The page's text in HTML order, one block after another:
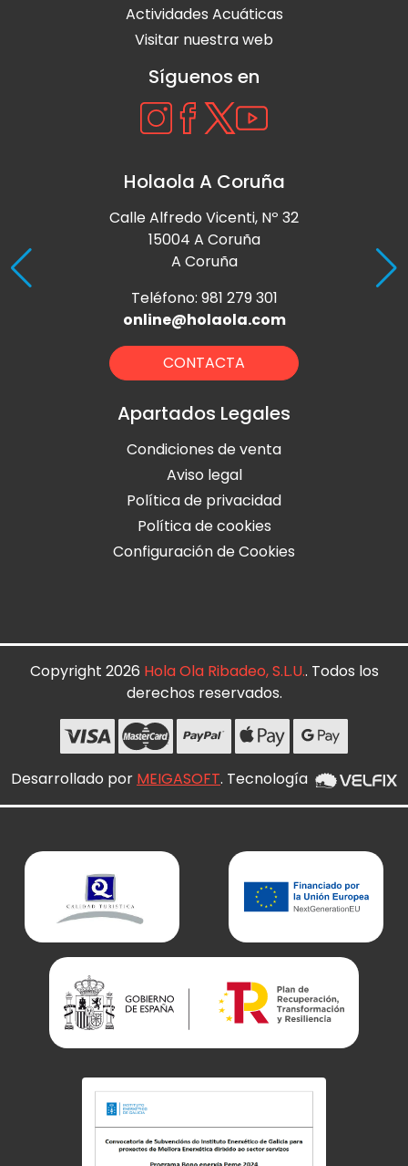
Actividades Acuáticas
Visitar nuestra web
Síguenos en
Holaola A Coruña
Calle Alfredo Vicenti, Nº 32
15004 A Coruña
A Coruña
Teléfono: 981 279 301
online@holaola.com
CONTACTA
Apartados Legales
Condiciones de venta
Aviso legal
Política de privacidad
Política de cookies
Configuración de Cookies
Copyright 2026 Hola Ola Ribadeo, S.L.U.. Todos los
derechos reservados.
Desarrollado por MEIGASOFT. Tecnología